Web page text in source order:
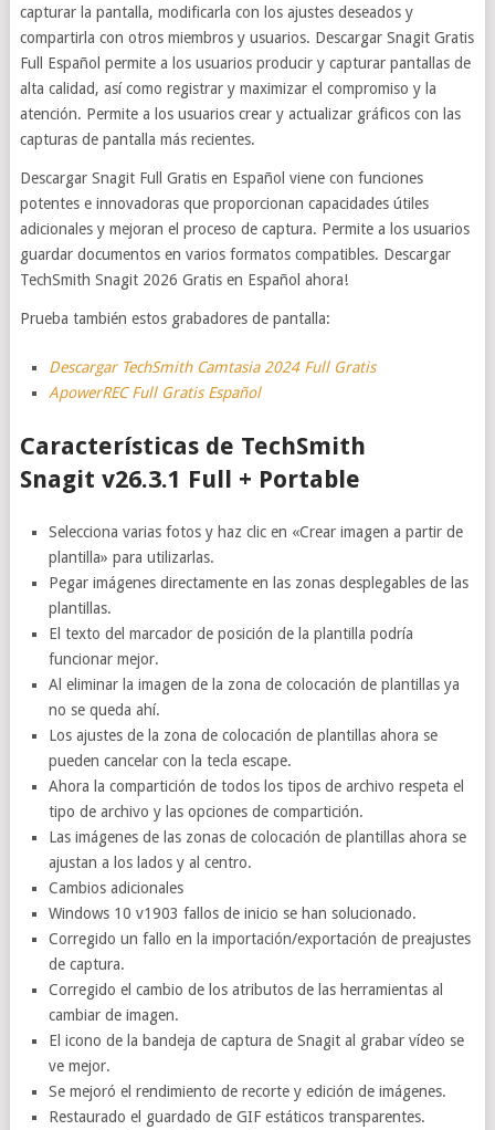
capturar la pantalla, modificarla con los ajustes deseados y
compartirla con otros miembros y usuarios. Descargar Snagit Gratis
Full Español permite a los usuarios producir y capturar pantallas de
alta calidad, así como registrar y maximizar el compromiso y la
atención. Permite a los usuarios crear y actualizar gráficos con las
capturas de pantalla más recientes.
Descargar Snagit Full Gratis en Español viene con funciones
potentes e innovadoras que proporcionan capacidades útiles
adicionales y mejoran el proceso de captura. Permite a los usuarios
guardar documentos en varios formatos compatibles. Descargar
TechSmith Snagit 2026 Gratis en Español ahora!
Prueba también estos grabadores de pantalla:
Descargar TechSmith Camtasia 2024 Full Gratis
ApowerREC Full Gratis Español
Características de TechSmith
Snagit v26.3.1 Full + Portable
Selecciona varias fotos y haz clic en «Crear imagen a partir de
plantilla» para utilizarlas.
Pegar imágenes directamente en las zonas desplegables de las
plantillas.
El texto del marcador de posición de la plantilla podría
funcionar mejor.
Al eliminar la imagen de la zona de colocación de plantillas ya
no se queda ahí.
Los ajustes de la zona de colocación de plantillas ahora se
pueden cancelar con la tecla escape.
Ahora la compartición de todos los tipos de archivo respeta el
tipo de archivo y las opciones de compartición.
Las imágenes de las zonas de colocación de plantillas ahora se
ajustan a los lados y al centro.
Cambios adicionales
Windows 10 v1903 fallos de inicio se han solucionado.
Corregido un fallo en la importación/exportación de preajustes
de captura.
Corregido el cambio de los atributos de las herramientas al
cambiar de imagen.
El icono de la bandeja de captura de Snagit al grabar vídeo se
ve mejor.
Se mejoró el rendimiento de recorte y edición de imágenes.
Restaurado el guardado de GIF estáticos transparentes.